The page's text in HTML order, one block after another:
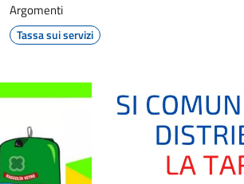
Argomenti
Tassa sui servizi